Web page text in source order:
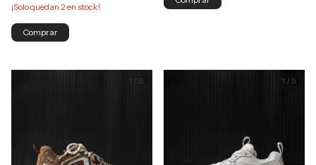
¡Solo quedan 2en stock!
Comprar
1 / 8 1 / 5